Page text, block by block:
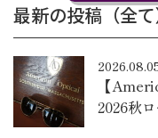
最新の投稿（全て
【
2026秋